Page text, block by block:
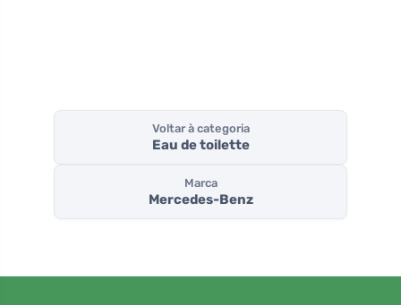
Voltar à categoria
Eau de toilette
Marca
Mercedes-Benz